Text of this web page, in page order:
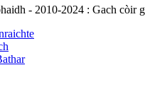
- 2010-2024 : Gach còir